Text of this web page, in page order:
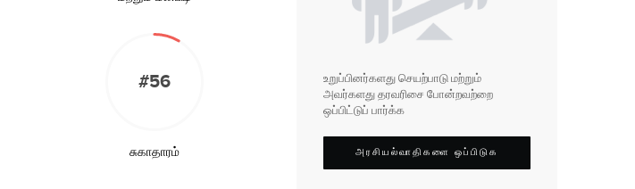
#56
சுகாதாரம்
உறுப்பினர்களது செயற்பாடு மற்றும்
அவர்களது தரவரிசை போன்றவற்றை
ஒப்பிட்டுப் பார்க்க
அரசியல்வாதிகளை ஒப்பிடுக